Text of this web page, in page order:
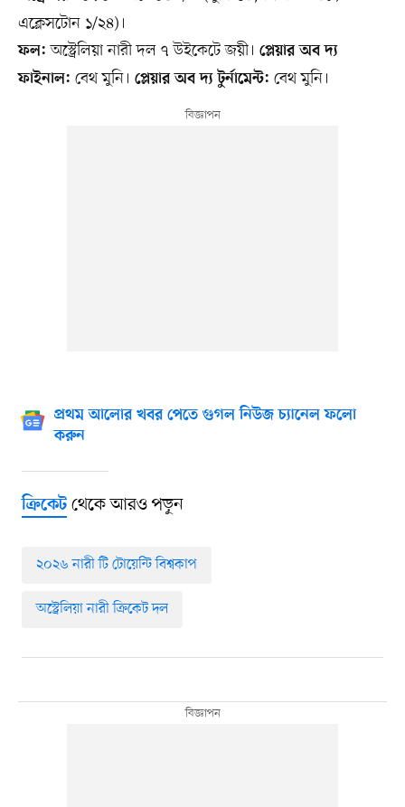
এক্লেসটোন ১/২৪)।
ফল: অস্ট্রেলিয়া নারী দল ৭ উইকেটে জয়ী। প্লেয়ার অব দ্য
ফাইনাল: বেথ মুনি। প্লেয়ার অব দ্য টুর্নামেন্ট: বেথ মুনি।
প্রথম আলোর খবর পেতে গুগল নিউজ চ্যানেল ফলো
করুন
ক্রিকেটথেকে আরও পড়ুন
২০২৬ নারী টি টোয়েন্টি বিশ্বকাপ
অস্ট্রেলিয়া নারী ক্রিকেট দল